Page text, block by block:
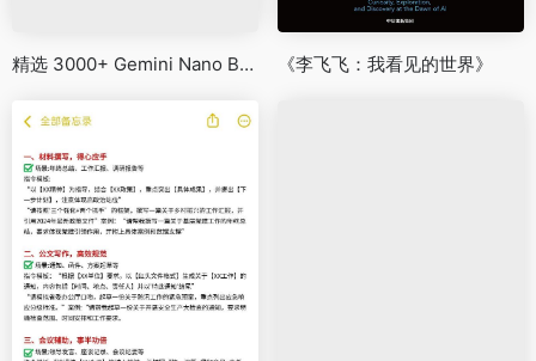
精选 3000+ Gemini Nano Banana Pro 提示词与生成案例 《李飞飞：我看见的世界》